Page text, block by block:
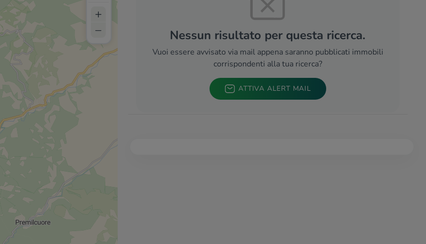
Nessun risultato per questa ricerca.
Vuoi essere avvisato via mail appena saranno pubblicati immobili
corrispondenti alla tua ricerca?
ATTIVA ALERT MAIL
+
–